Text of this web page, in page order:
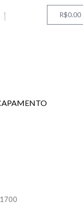
R$0.00